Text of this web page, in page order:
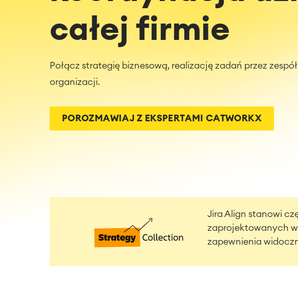
całej firmie
Połącz strategię biznesową, realizację zadań przez
organizacji.
POROZMAWIAJ Z EKSPERTAMI CATWORKX
Jira Align stanowi
zaprojektowanych
zapewnienia